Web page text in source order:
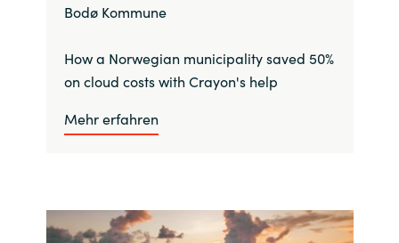
Bodø Kommune
How a Norwegian municipality saved 50%
on cloud costs with Crayon's help
Mehr erfahren